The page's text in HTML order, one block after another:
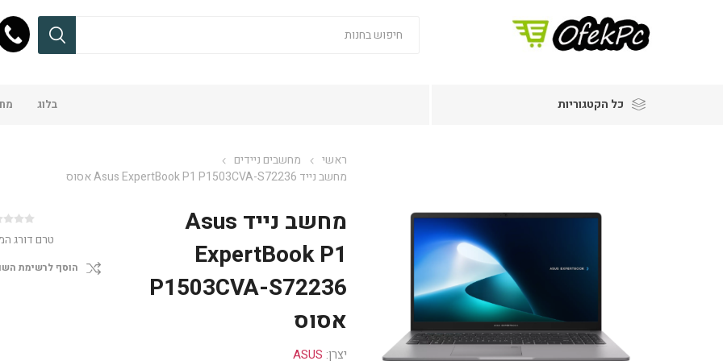
כל הקטגוריות בלוג
ראשי
מחשבים ניידים
מחשב נייד Asus ExpertBook P1 P1503CVA-S72236 אסוס
מחשב נייד Asus
ExpertBook P1
P1503CVA-S72236
אסוס
יצרן: ASUS
טרם דורג
הוסף לרשימת